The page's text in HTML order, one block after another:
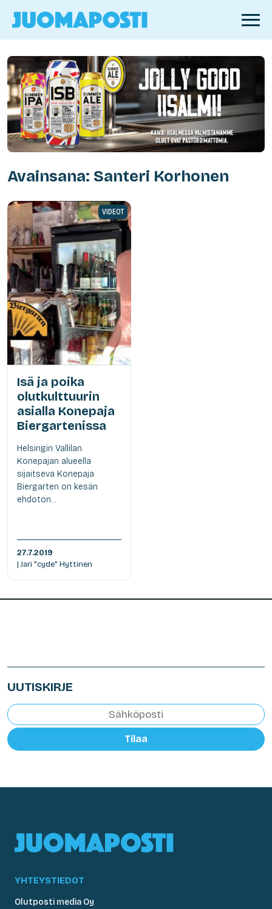
Avainsana: Santeri Korhonen
VIDEOT
Isä ja poika
olutkulttuurin
asialla Konepaja
Biergartenissa
Helsingin Vallilan
Konepajan alueella
sijaitseva Konepaja
Biergarten on kesän
ehdoton...
27.7.2019
| Jari "cyde" Hyttinen
UUTISKIRJE
Tilaa
YHTEYSTIEDOT
Olutposti media Oy